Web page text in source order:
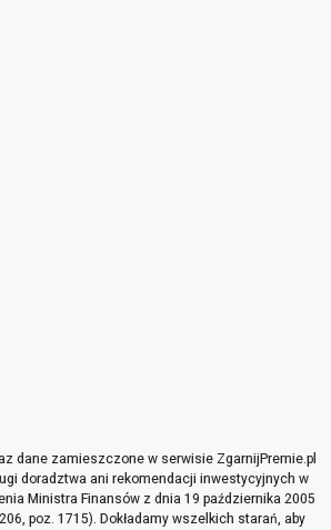
dane zamieszczone w serwisie ZgarnijPremie.pl
doradztwa ani rekomendacji inwestycyjnych w
Ministra Finansów z dnia 19 października 2005
poz. 1715). Dokładamy wszelkich starań, aby